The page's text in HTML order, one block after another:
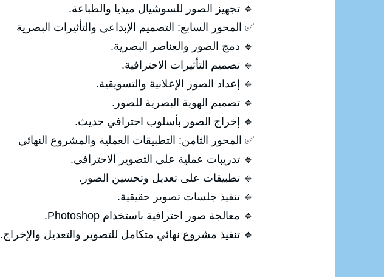
🔹 تجهيز الصور للسوشيال ميديا والطباعة.
✅ المحور السابع: التصميم الإبداعي والتأثيرات البصرية
🔹 دمج الصور والعناصر البصرية.
🔹 تصميم التأثيرات الاحترافية.
🔹 إعداد الصور الإعلانية والتسويقية.
🔹 تصميم الهوية البصرية للصور.
🔹 إخراج الصور بأسلوب احترافي حديث.
✅ المحور الثامن: التطبيقات العملية والمشروع النهائي
🔹 تدريبات عملية على التصوير الاحترافي.
🔹 تطبيقات على تعديل وتحسين الصور.
🔹 تنفيذ جلسات تصوير حقيقية.
🔹 معالجة صور احترافية باستخدام Photoshop.
🔹 تنفيذ مشروع نهائي متكامل للتصوير والتعديل والإخراج.